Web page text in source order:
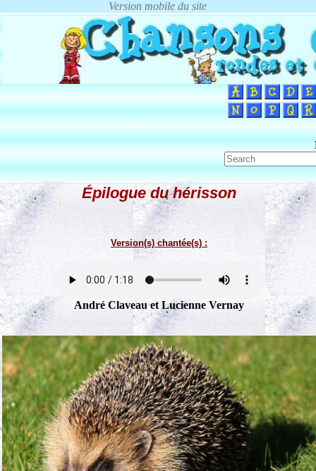
Épilogue du hérisson
Version(s) chantée(s) :
André Claveau et Lucienne Vernay